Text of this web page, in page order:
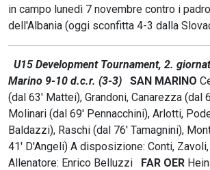
in campo lunedì 7 novembre contro i
dell'Albania (oggi sconfitta 4-3 dalla
U15 Development Tournament, 2.
Marino 9-10 d.c.r. (3-3)
SAN MARINO
(dal 63' Mattei), Grandoni, Canarezza (dal
Molinari (dal 69' Pennacchini), Arlotti,
Baldazzi), Raschi (dal 76' Tamagnini),
41' D'Angeli) A disposizione: Conti,
Allenatore: Enrico Belluzzi FAR OER